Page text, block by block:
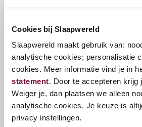
Cookies bij Slaapwereld
Slaapwereld maakt gebruik van:
analytische cookies; personalisatie
cookies. Meer informatie vind je in
statement. Door te accepteren krijg
Weiger je, dan plaatsen we alleen
analytische cookies. Je keuze is
privacy instellingen.
nachtkastje rough iss een plank
nachtkastje universal heeft ook
opbergvak.
Standaard leveren wij het
Skate (4 poten)
Optioneel kun je kiezen voor de
poten), deze set bestaat uit 2
bed geplaatst worden.